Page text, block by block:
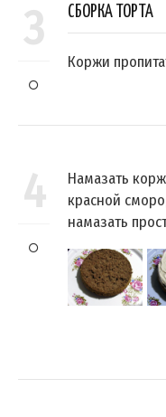
3 СБОРКА ТОРТА
Коржи
4
Намазать
красной
намазать